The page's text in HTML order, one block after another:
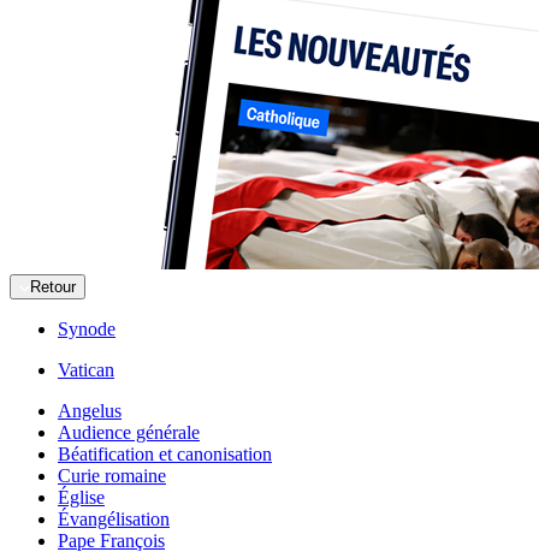
Retour
Synode
Vatican
Angelus
Audience générale
Béatification et canonisation
Curie romaine
Église
Évangélisation
Pape François